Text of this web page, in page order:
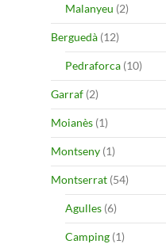
Malanyeu (2)
Berguedà (12)
Pedraforca (10)
Garraf (2)
Moianès (1)
Montseny (1)
Montserrat (54)
Agulles (6)
Camping (1)